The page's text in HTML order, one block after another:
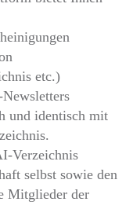
etc.)
und identisch mit
Verzeichnis
selbst sowie den
Mitglieder der